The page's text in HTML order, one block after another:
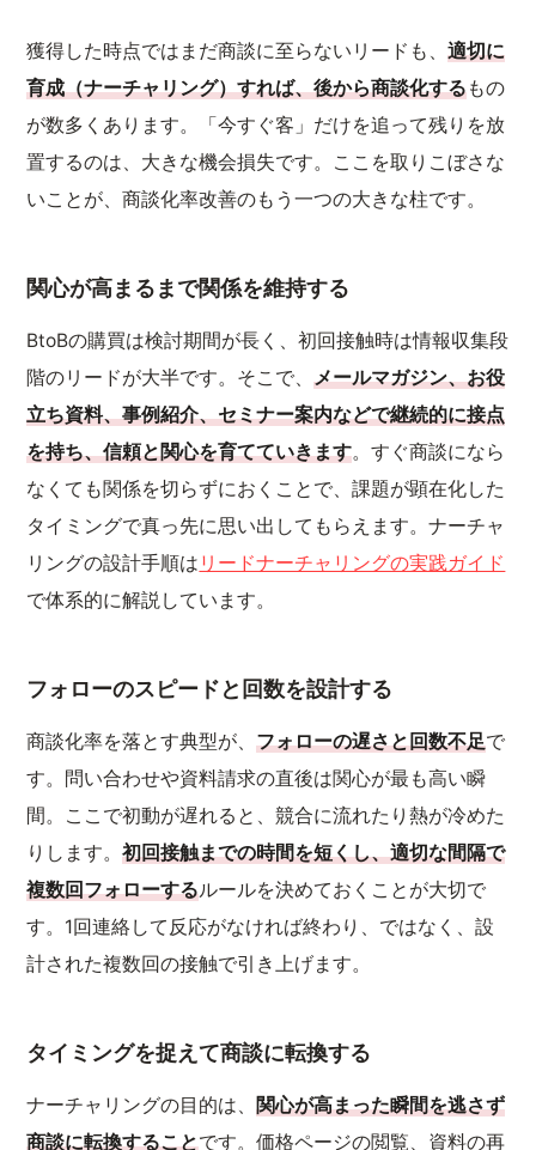
獲得した時点ではまだ商談に至らないリードも、適切に
育成（ナーチャリング）すれば、後から商談化するもの
が数多くあります。「今すぐ客」だけを追って残りを放
置するのは、大きな機会損失です。ここを取りこぼさな
いことが、商談化率改善のもう一つの大きな柱です。
関心が高まるまで関係を維持する
BtoBの購買は検討期間が長く、初回接触時は情報収集段
階のリードが大半です。そこで、メールマガジン、お役
立ち資料、事例紹介、セミナー案内などで継続的に接点
を持ち、信頼と関心を育てていきます。すぐ商談になら
なくても関係を切らずにおくことで、課題が顕在化した
タイミングで真っ先に思い出してもらえます。ナーチャ
リングの設計手順は リードナーチャリングの実践ガイド
で体系的に解説しています。
フォローのスピードと回数を設計する
商談化率を落とす典型が、フォローの遅さと回数不足で
す。問い合わせや資料請求の直後は関心が最も高い瞬
間。ここで初動が遅れると、競合に流れたり熱が冷めた
りします。初回接触までの時間を短くし、適切な間隔で
複数回フォローするルールを決めておくことが大切で
す。1回連絡して反応がなければ終わり、ではなく、設
計された複数回の接触で引き上げます。
タイミングを捉えて商談に転換する
ナーチャリングの目的は、 関心が高まった瞬間を逃さず
商談に転換することです。価格ページの閲覧、資料の再